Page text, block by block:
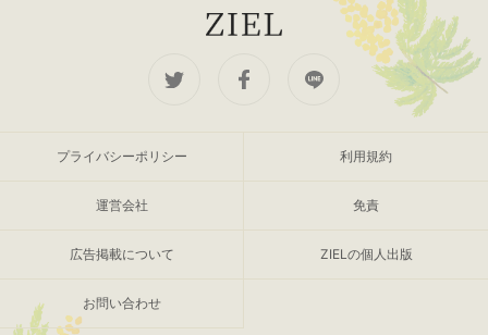
プライバシーポリシー 利用規約
運営会社 免責
広告掲載について ZIELの個人出版
お問い合わせ